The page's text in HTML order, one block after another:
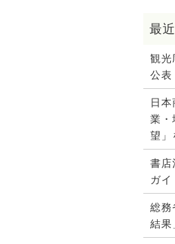
観光
公表
日
業・
望」
書店
ガイ
総務
結果